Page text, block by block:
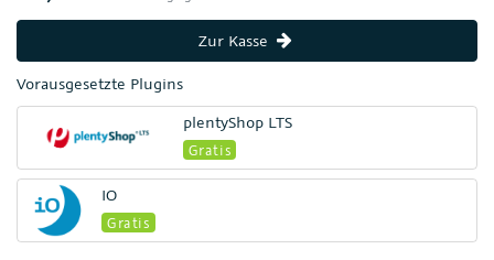
Zur Kasse
Vorausgesetzte Plugins
plentyShop LTS
Gratis
IO
Gratis